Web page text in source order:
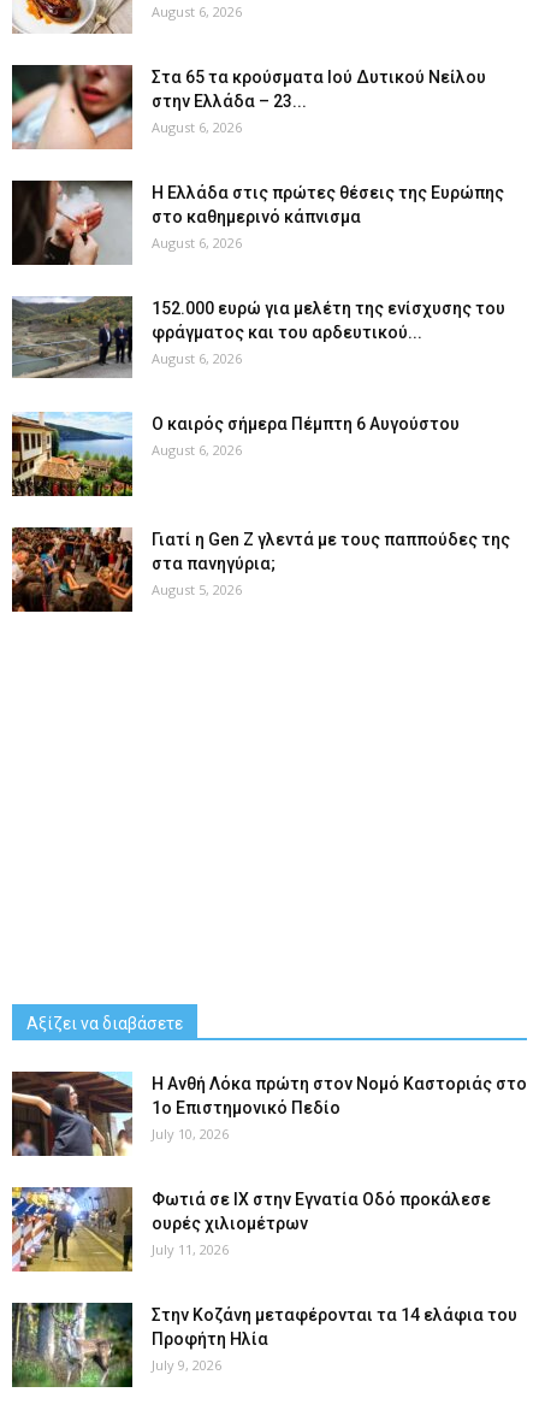
August 6, 2026
Στα 65 τα κρούσματα Ιού Δυτικού Νείλου
στην Ελλάδα – 23...
August 6, 2026
Η Ελλάδα στις πρώτες θέσεις της Ευρώπης
στο καθημερινό κάπνισμα
August 6, 2026
152.000 ευρώ για μελέτη της ενίσχυσης του
φράγματος και του αρδευτικού...
August 6, 2026
Ο καιρός σήμερα Πέμπτη 6 Αυγούστου
August 6, 2026
Γιατί η Gen Z γλεντά με τους παππούδες της
στα πανηγύρια;
August 5, 2026
Αξίζει να διαβάσετε
Η Ανθή Λόκα πρώτη στον Νομό Καστοριάς στο
1ο Επιστημονικό Πεδίο
July 10, 2026
Φωτιά σε ΙΧ στην Εγνατία Οδό προκάλεσε
ουρές χιλιομέτρων
July 11, 2026
Στην Κοζάνη μεταφέρονται τα 14 ελάφια του
Προφήτη Ηλία
July 9, 2026